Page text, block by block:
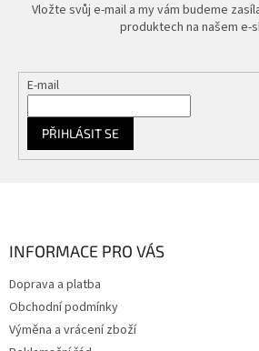
Vložte svůj e-mail a my vám budeme
produktech na našem e-
E-mail
PŘIHLÁSIT SE
INFORMACE PRO VÁS
Doprava a platba
Obchodní podmínky
Výměna a vrácení zboží